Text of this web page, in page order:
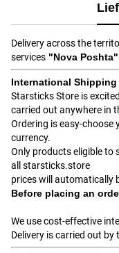
Delivery across the
services "Nova
International Shipping
Starsticks Store is
carried out anywhere in
Ordering is easy-choose
currency.
Only products eligible to
all starsticks.store
prices will automatically
Before placing an
We use cost-effective
Delivery is carried out